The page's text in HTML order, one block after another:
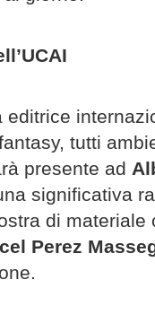
editrice
tutti
presente ad
significativa
di materiale
Perez